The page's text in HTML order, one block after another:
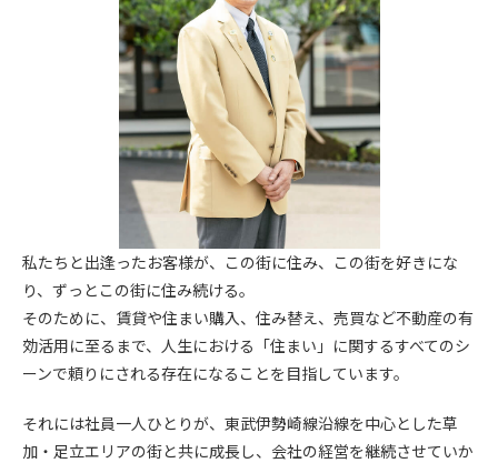
私たちと出逢ったお客様が、この街に住み、この街を好きにな
り、ずっとこの街に住み続ける。
そのために、賃貸や住まい購入、住み替え、売買など不動産の有
効活用に至るまで、人生における「住まい」に関するすべてのシ
ーンで頼りにされる存在になることを目指しています。
それには社員一人ひとりが、東武伊勢崎線沿線を中心とした草
加・足立エリアの街と共に成長し、会社の経営を継続させていか